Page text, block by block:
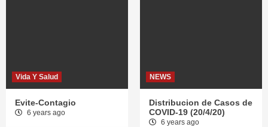
Vida Y Salud
Evite-Contagio
6 years ago
NEWS
Distribucion de Casos de
COVID-19 (20/4/20)
6 years ago